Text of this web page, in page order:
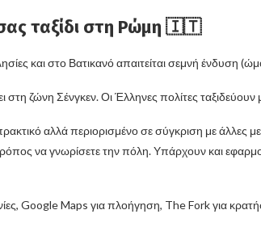
ταξίδι στη Ρώμη 🇮🇹
και στο Βατικανό απαιτείται σεμνή ένδυση
στη ζώνη Σένγκεν. Οι Έλληνες πολίτες
αλλά περιορισμένο σε σύγκριση με
να γνωρίσετε την πόλη. Υπάρχουν και
Google Maps για πλοήγηση, The Fork για